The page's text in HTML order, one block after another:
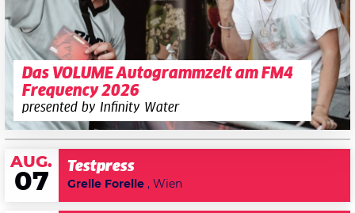
Das VOLUME Autogrammzelt am FM4
Frequency 2026
presented by Infinity Water
AUG.
07
Testpress
Grelle Forelle , Wien